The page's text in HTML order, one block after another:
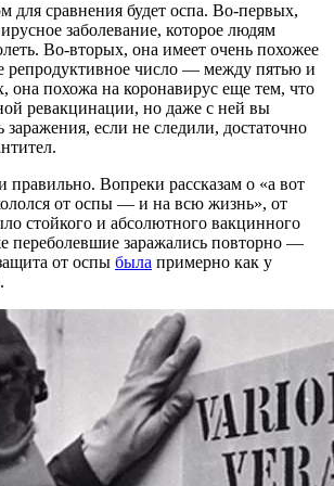
для сравнения будет оспа. Во-первых,
заболевание, которое людям
Во-вторых, она имеет очень похожее
репродуктивное число — между пятью и
она похожа на коронавирус еще тем, что
ревакцинации, но даже с ней вы
заражения, если не следили, достаточно
Вопреки рассказам о «а вот
от оспы — и на всю жизнь», от
стойкого и абсолютного вакцинного
переболевшие заражались повторно —
от оспы была примерно как у